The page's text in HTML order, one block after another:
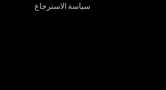
سياسة الاسترجاع